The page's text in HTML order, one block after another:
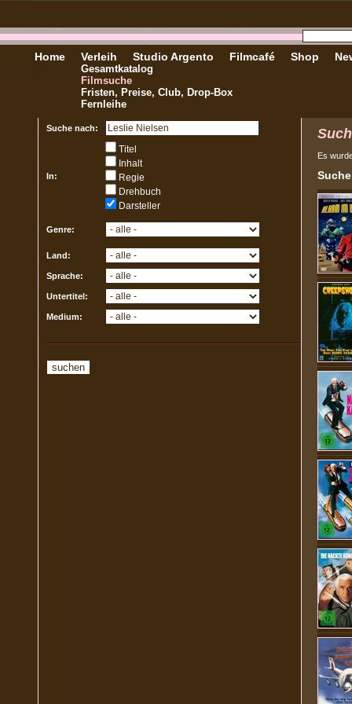
Home Verleih
Gesamtkatalog
Filmsuche
Fristen, Preise, Club, Drop-Box
Fernleihe
Studio Argento Filmcafé Shop
Suche nach:
In:
Titel
Inhalt
Regie
Drehbuch
Darsteller
Genre:
Land:
Sprache:
Untertitel:
Medium:
Es